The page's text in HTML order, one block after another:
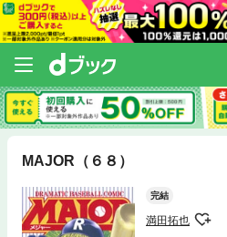
MAJOR（６８）
完結
満田拓也